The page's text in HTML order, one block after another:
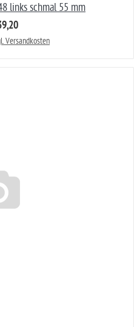
links schmal 55 mm
Versandkosten